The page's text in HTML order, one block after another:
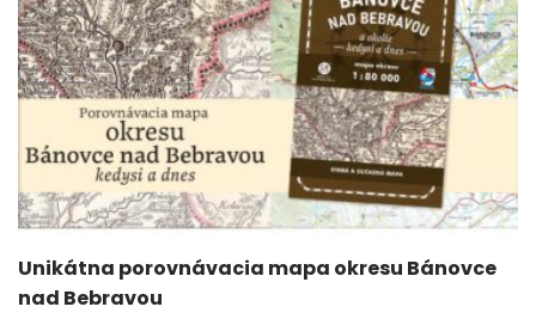
Unikátna porovnávacia mapa okresu Bánovce
nad Bebravou